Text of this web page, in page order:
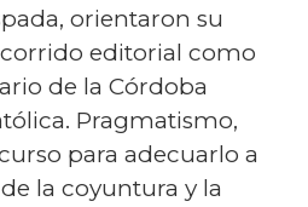
orientaron su
editorial como
de la Córdoba
Pragmatismo,
para adecuarlo a
la coyuntura y la